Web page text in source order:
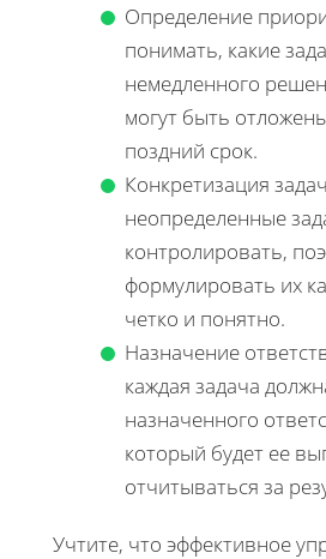
Определение
понимать, какие
немедленного
могут быть
поздний срок.
Конкретизация
неопределенные
контролировать,
формулировать их
четко и понятно.
Назначение
каждая задача
назначенного
который будет ее
отчитываться за
Учтите, что эффективное